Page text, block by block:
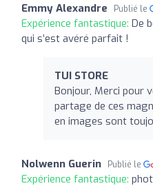
Emmy Alexandre Publié le
Expérience fantastique: De
qui s’est avéré parfait !
TUI STORE
Bonjour, Merci pour
partage de ces
en images sont
Nolwenn Guerin Publié le
Expérience fantastique: